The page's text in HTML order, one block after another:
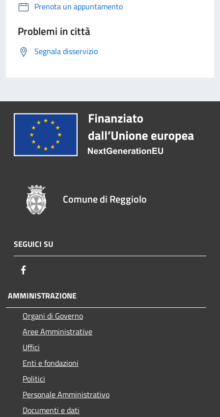
Prenota un appuntamento
Problemi in città
Segnala disservizio
Comune di Reggiolo
SEGUICI SU
AMMINISTRAZIONE
Organi di Governo
Aree Amministrative
Uffici
Enti e fondazioni
Politici
Personale Amministrativo
Documenti e dati